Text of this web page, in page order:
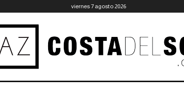
viernes 7 agosto 2026